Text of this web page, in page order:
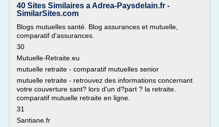
40 Sites Similaires a Adrea-Paysdelain.fr -
SimilarSites.com
Blogs mutuelles santé. Blog assurances et mutuelle,
comparatif d'assurances.
30
Mutuelle-Retraite.eu
mutuelle retraite - comparatif mutuelles senior
mutuelle retraite - retrouvez des informations concernant
votre couverture sant? lors d'un d?part ? la retraite.
comparatif mutuelle retraite en ligne.
31
Santiane.fr